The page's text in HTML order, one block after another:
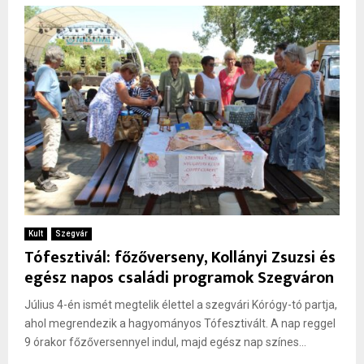
Kult Szegvár
Tófesztivál: főzőverseny, Kollányi Zsuzsi és
egész napos családi programok Szegváron
Július 4-én ismét megtelik élettel a szegvári Kórógy-tó partja,
ahol megrendezik a hagyományos Tófesztivált. A nap reggel
9 órakor főzőversennyel indul, majd egész nap színes...